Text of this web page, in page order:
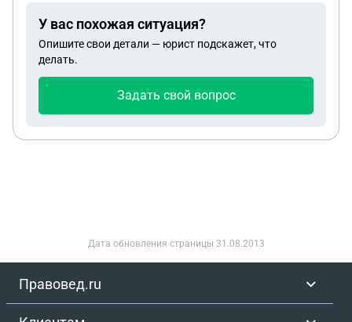
Интересует вопрос: если суд отменит
исполнительный лист, супруга при последующем
разногласии сможет подать в суд на алименты и
У вас похожая ситуация?
Опишите свои детали — юрист подскажет, что
делать.
Задать свой вопрос
Дата обновления страницы 31.08.2013
Правовед.ru